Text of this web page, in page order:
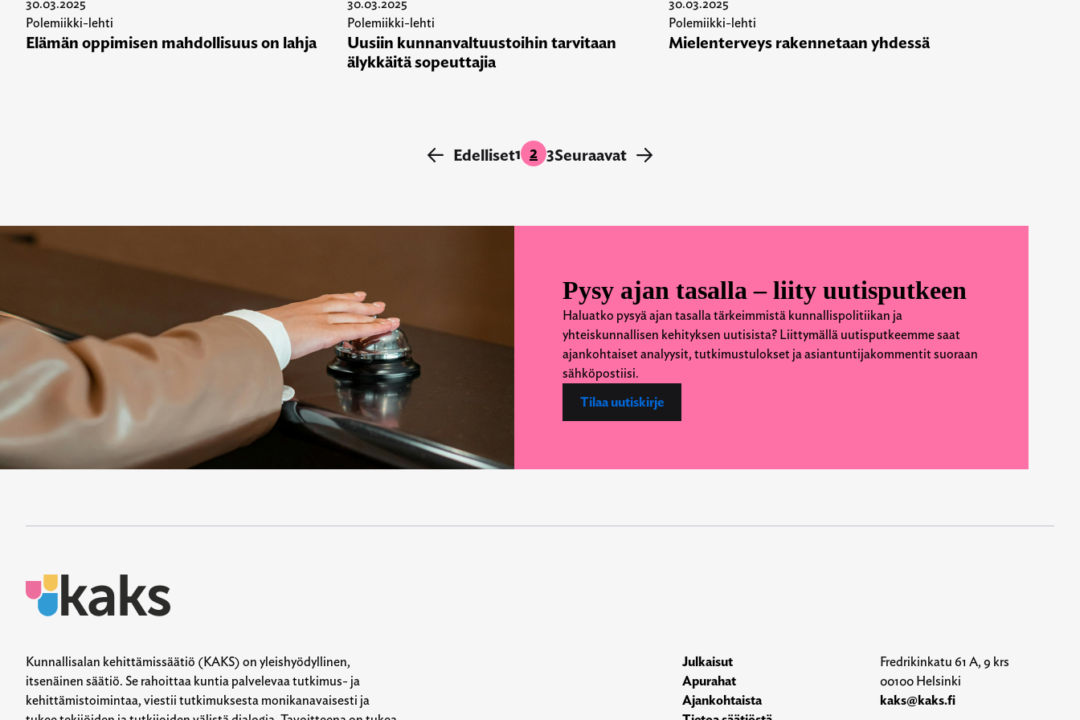
30.03.2025
Polemiikki-lehti
Elämän oppimisen mahdollisuus on lahja
30.03.2025
Polemiikki-lehti
Uusiin kunnanvaltuustoihin tarvitaan
älykkäitä sopeuttajia
30.03.2025
Polemiikki-lehti
Mielenterveys rakennetaan yhdessä
← Edelliset1 2 3Seuraavat →
Pysy ajan tasalla – liity uutisputkeen
Haluatko pysyä ajan tasalla tärkeimmistä kunnallispolitiikan ja
yhteiskunnallisen kehityksen uutisista? Liittymällä uutisputkeemme saat
ajankohtaiset analyysit, tutkimustulokset ja asiantuntijakommentit suoraan
sähköpostiisi.
Tilaa uutiskirje
Kunnallisalan kehittämissäätiö (KAKS) on yleishyödyllinen,
itsenäinen säätiö. Se rahoittaa kuntia palvelevaa tutkimus- ja
kehittämistoimintaa, viestii tutkimuksesta monikanavaisesti ja
Julkaisut
Apurahat
Ajankohtaista
Fredrikinkatu 61 A, 9 krs
00100 Helsinki
kaks@kaks.fi